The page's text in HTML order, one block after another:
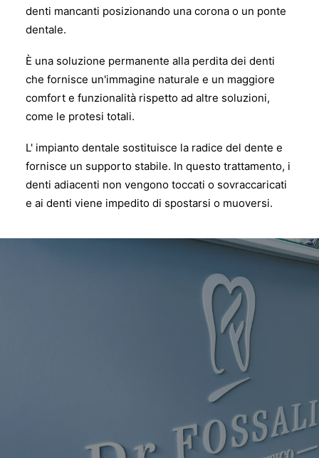
denti mancanti posizionando una corona o un ponte
dentale.
È una soluzione permanente alla perdita dei denti
che fornisce un'immagine naturale e un maggiore
comfort e funzionalità rispetto ad altre soluzioni,
come le protesi totali.
L' impianto dentale sostituisce la radice del dente e
fornisce un supporto stabile. In questo trattamento, i
denti adiacenti non vengono toccati o sovraccaricati
e ai denti viene impedito di spostarsi o muoversi.